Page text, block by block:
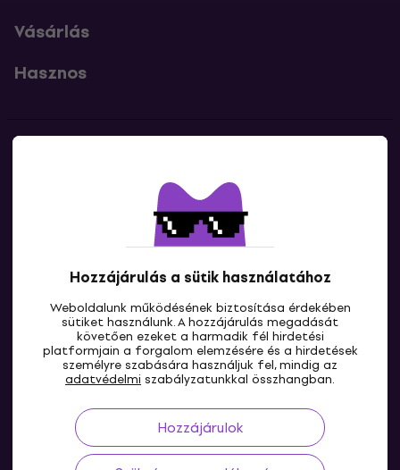
Hozzájárulás a sütik használatához
Weboldalunk működésének biztosítása érdekében
sütiket használunk. A hozzájárulás megadását
követően ezeket a harmadik fél hirdetési
platformjain a forgalom elemzésére és a hirdetések
személyre szabására használjuk fel, mindig az
adatvédelmi szabályzatunkkal összhangban.
Hozzájárulok
Vásárlás
Hasznos
Lépj kapcsolatba velünk
HU